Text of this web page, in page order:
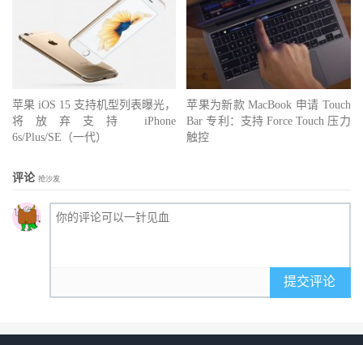
苹果 iOS 15 支持机型列表曝光，
将放弃支持 iPhone
6s/Plus/SE（一代）
苹果为新款 MacBook 申请 Touch
Bar 专利：支持 Force Touch 压力
触控
评论 抢沙发
提交评论